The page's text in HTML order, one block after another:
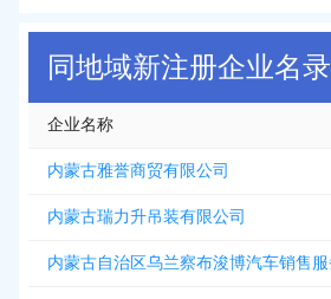
同地域新注册企业名录
企业名称
内蒙古雅誉商贸有限公司
内蒙古瑞力升吊装有限公司